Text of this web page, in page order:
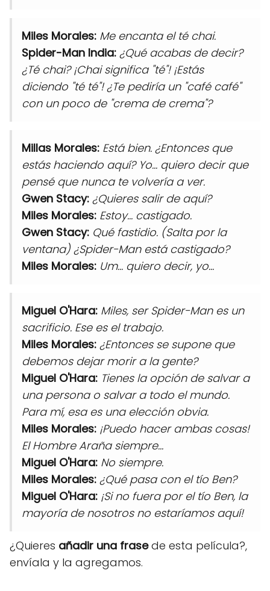
Miles Morales: Me encanta el té chai.
Spider-Man India: ¿Qué acabas de decir?
¿Té chai? ¡Chai significa "té"! ¡Estás
diciendo "té té"! ¿Te pediría un "café café"
con un poco de "crema de crema"?
Millas Morales: Está bien. ¿Entonces que
estás haciendo aquí? Yo... quiero decir que
pensé que nunca te volvería a ver.
Gwen Stacy: ¿Quieres salir de aquí?
Miles Morales: Estoy... castigado.
Gwen Stacy: Qué fastidio. (Salta por la
ventana) ¿Spider-Man está castigado?
Miles Morales: Um... quiero decir, yo...
Miguel O'Hara: Miles, ser Spider-Man es un
sacrificio. Ese es el trabajo.
Miles Morales: ¿Entonces se supone que
debemos dejar morir a la gente?
Miguel O'Hara: Tienes la opción de salvar a
una persona o salvar a todo el mundo.
Para mí, esa es una elección obvia.
Miles Morales: ¡Puedo hacer ambas cosas!
El Hombre Araña siempre...
Miguel O'Hara: No siempre.
Miles Morales: ¿Qué pasa con el tío Ben?
Miguel O'Hara: ¡Si no fuera por el tío Ben, la
mayoría de nosotros no estaríamos aquí!
¿Quieres añadir una frasede esta película?,
envíala y la agregamos.